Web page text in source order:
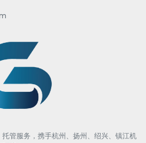
管服务，携手杭州、扬州、绍兴、镇江机